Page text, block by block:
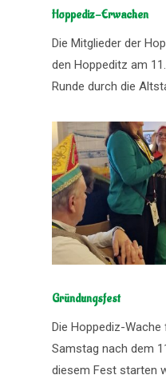
Hoppediz-Erwachen
Die Mitglieder der
den Hoppeditz am
Runde durch die
Gründungsfest
Die Hoppediz-
Samstag nach dem
diesem Fest starten